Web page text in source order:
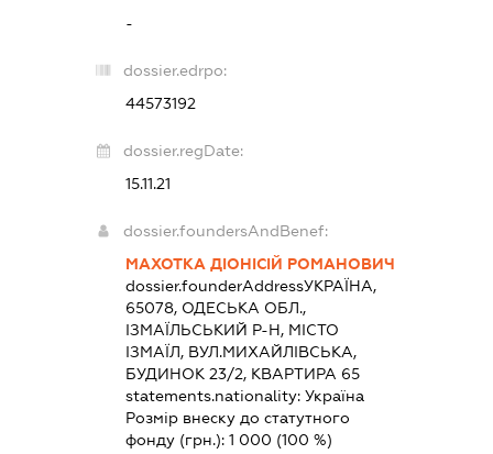
-
dossier.edrpo:
44573192
dossier.regDate:
15.11.21
dossier.foundersAndBenef:
МАХОТКА ДІОНІСІЙ РОМАНОВИЧ
dossier.founderAddressУКРАЇНА,
65078, ОДЕСЬКА ОБЛ.,
ІЗМАЇЛЬСЬКИЙ Р-Н, МІСТО
ІЗМАЇЛ, ВУЛ.МИХАЙЛІВСЬКА,
БУДИНОК 23/2, КВАРТИРА 65
statements.nationality: Україна
Розмір внеску до статутного
фонду (грн.): 1 000 (100 %)